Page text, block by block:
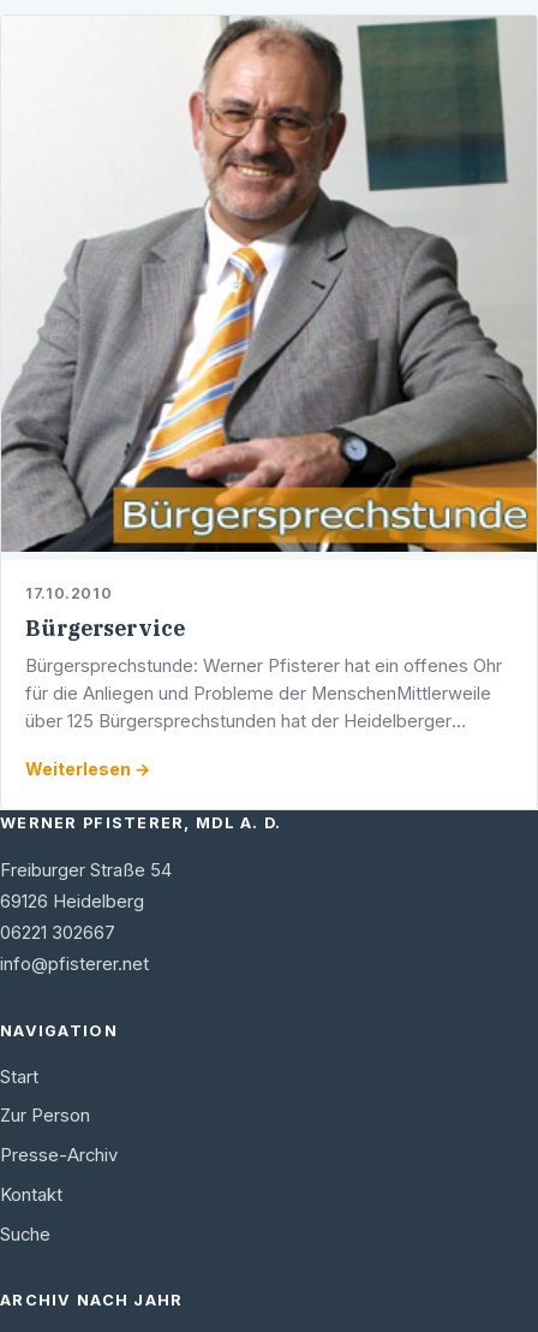
17.10.2010
Bürgerservice
Bürgersprechstunde: Werner Pfisterer hat ein offenes Ohr
für die Anliegen und Probleme der MenschenMittlerweile
über 125 Bürgersprechstunden hat der Heidelberger
Weiterlesen →
WERNER PFISTERER, MDL A. D.
Freiburger Straße 54
69126 Heidelberg
06221 302667
info@pfisterer.net
NAVIGATION
Start
Zur Person
Presse-Archiv
Kontakt
Suche
ARCHIV NACH JAHR